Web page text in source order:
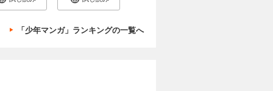
「少年マンガ」ランキングの一覧へ